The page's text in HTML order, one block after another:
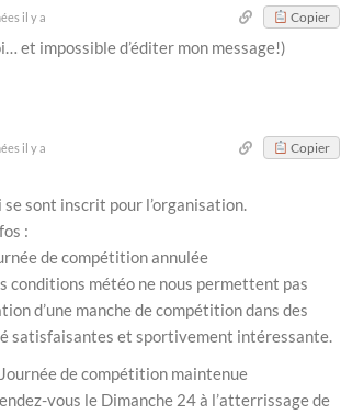
il y a Copier
et impossible d’éditer mon message!)
il y a Copier
sont inscrit pour l’organisation.
:
de compétition annulée
conditions météo ne nous permettent pas
d’une manche de compétition dans des
satisfaisantes et sportivement intéressante.
de compétition maintenue
vous le Dimanche 24 à l’atterrissage de